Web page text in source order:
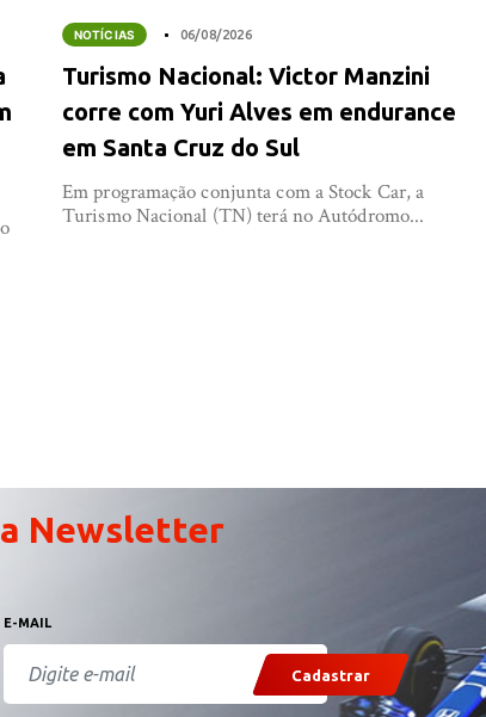
NOTÍCIAS 06/08/2026
Turismo Nacional: Victor Manzini
corre com Yuri Alves em endurance
em Santa Cruz do Sul
Em programação conjunta com a Stock Car, a
Turismo Nacional (TN) terá no Autódromo...
Newsletter
E-MAIL
Cadastrar